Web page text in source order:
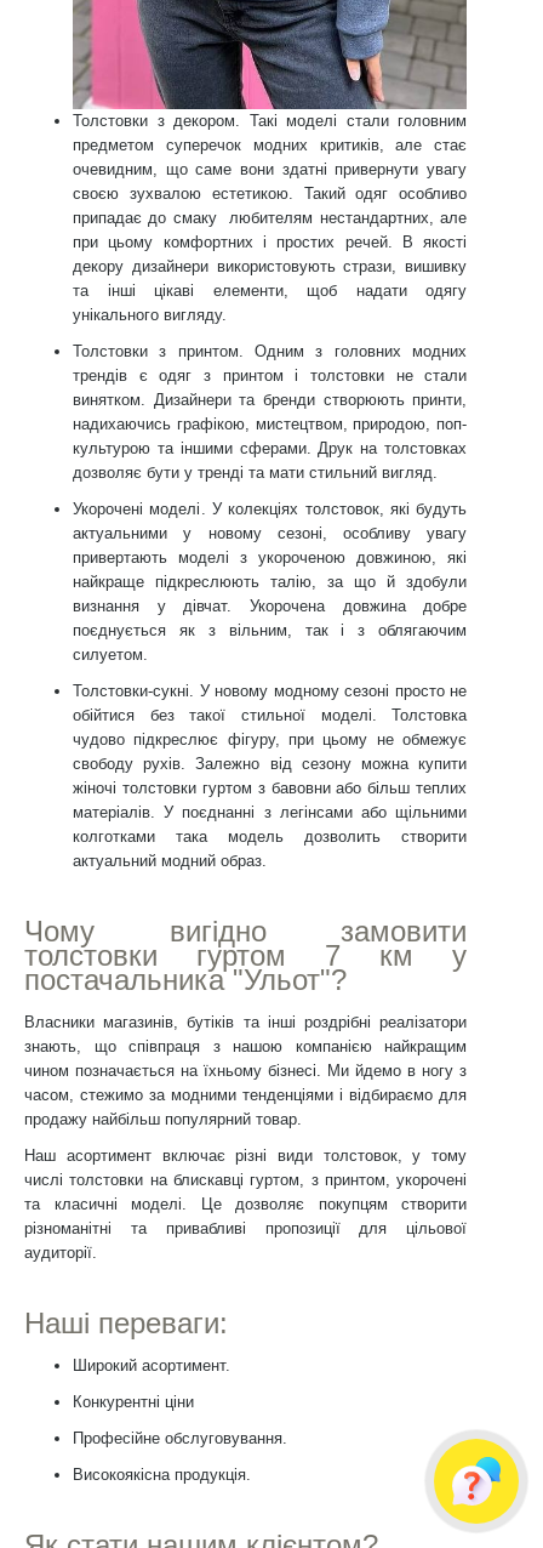
Толстовки з декором. Такі моделі стали головним
предметом суперечок модних критиків, але стає
очевидним, що саме вони здатні привернути увагу
своєю зухвалою естетикою. Такий одяг особливо
припадає до смаку любителям нестандартних, але
при цьому комфортних і простих речей. В якості
декору дизайнери використовують стрази, вишивку
та інші цікаві елементи, щоб надати одягу
унікального вигляду.
Толстовки з принтом. Одним з головних модних
трендів є одяг з принтом і толстовки не стали
винятком. Дизайнери та бренди створюють принти,
надихаючись графікою, мистецтвом, природою, поп-
культурою та іншими сферами. Друк на толстовках
дозволяє бути у тренді та мати стильний вигляд.
Укорочені моделі . У колекціях толстовок, які будуть
актуальними у новому сезоні, особливу увагу
привертають моделі з укороченою довжиною, які
найкраще підкреслюють талію, за що й здобули
визнання у дівчат. Укорочена довжина добре
поєднується як з вільним, так і з облягаючим
силуетом.
Толстовки-сукні. У новому модному сезоні просто не
обійтися без такої стильної моделі. Толстовка
чудово підкреслює фігуру, при цьому не обмежує
свободу рухів. Залежно від сезону можна купити
жіночі толстовки гуртом з бавовни або більш теплих
матеріалів. У поєднанні з легінсами або щільними
колготками така модель дозволить створити
актуальний модний образ.
Чому вигідно замовити
толстовки гуртом 7 км у
постачальника "Ульот"?
Власники магазинів, бутіків та інші роздрібні реалізатори
знають, що співпраця з нашою компанією найкращим
чином позначається на їхньому бізнесі. Ми йдемо в ногу з
часом, стежимо за модними тенденціями і відбираємо для
продажу найбільш популярний товар.
Наш асортимент включає різні види толстовок, у тому
числі толстовки на блискавці гуртом, з принтом, укорочені
та класичні моделі. Це дозволяє покупцям створити
різноманітні та привабливі пропозиції для цільової
аудиторії.
Наші переваги:
Широкий асортимент.
Конкурентні ціни
Професійне обслуговування.
Високоякісна продукція.